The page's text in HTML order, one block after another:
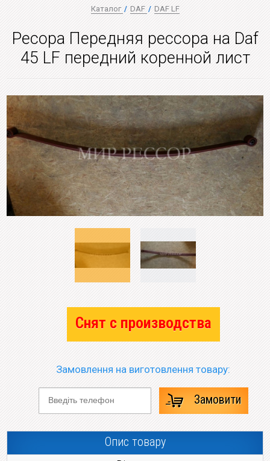
Каталог / DAF / DAF LF
Ресора Передняя рессора на Daf
45 LF передний коренной лист
Снят с производства
Замовлення на виготовлення товару:
Замовити
Опис товару